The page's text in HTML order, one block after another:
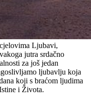
Ljubavi,
jutra srdačno
za još jedan
ljubavlju koja
koji s braćom ljudima
i Života.